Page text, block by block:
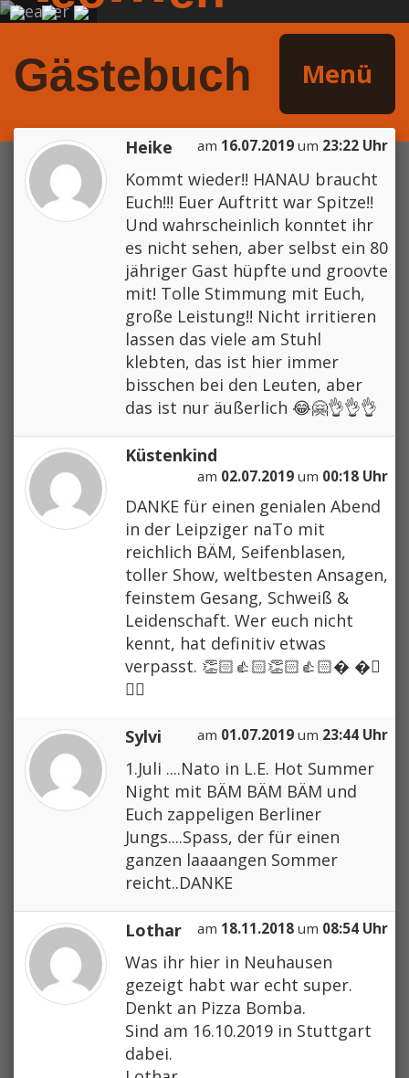
Menü
Gästebuch
Heike am 16.07.2019 um 23:22 Uhr
Kommt wieder!! HANAU braucht
Euch!!! Euer Auftritt war Spitze!!
Und wahrscheinlich konntet ihr
es nicht sehen, aber selbst ein 80
jähriger Gast hüpfte und groovte
mit! Tolle Stimmung mit Euch,
große Leistung!! Nicht irritieren
lassen das viele am Stuhl
klebten, das ist hier immer
bisschen bei den Leuten, aber
das ist nur äußerlich 😂🤗👌👌👌
Küstenkind
am 02.07.2019 um 00:18 Uhr
DANKE für einen genialen Abend
in der Leipziger naTo mit
reichlich BÄM, Seifenblasen,
toller Show, weltbesten Ansagen,
feinstem Gesang, Schweiß &
Leidenschaft. Wer euch nicht
kennt, hat definitiv etwas
verpasst. 👏🏻👍🏻👏🏻👍🏻� �🏻
👍🏻
Sylvi am 01.07.2019 um 23:44 Uhr
1.Juli ....Nato in L.E. Hot Summer
Night mit BÄM BÄM BÄM und
Euch zappeligen Berliner
Jungs....Spass, der für einen
ganzen laaaangen Sommer
reicht..DANKE
Lothar am 18.11.2018 um 08:54 Uhr
Was ihr hier in Neuhausen
gezeigt habt war echt super.
Denkt an Pizza Bomba.
Sind am 16.10.2019 in Stuttgart
dabei.